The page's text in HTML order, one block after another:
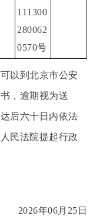
111300
280062
0570号
以到北京市公安
，逾期视为送
后六十日内依法
民法院提起行政
2026年06月25日